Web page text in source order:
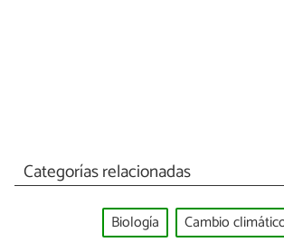
Categorías relacionadas
Biología
Cambio